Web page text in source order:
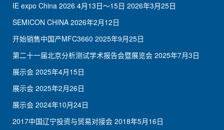
IE expo China 2026 4月13日～15日 2026年3月25日
SEMICON CHINA 2026年2月12日
开始销售中国产MFC3660 2025年9月25日
第二十一届北京分析测试学术报告会暨展览会 2025年7月3日
展示会 2025年4月15日
展示会 2025年2月26日
展示会 2024年10月24日
2017中国辽宁投资与贸易对接会 2018年5月16日